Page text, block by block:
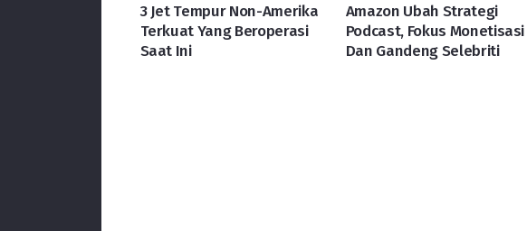
3 Jet Tempur Non-Amerika
Terkuat Yang Beroperasi
Saat Ini
Amazon Ubah Strategi
Podcast, Fokus Monetisasi
Dan Gandeng Selebriti